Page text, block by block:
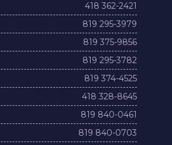
418 362-2421
819 295-3979
819 375-9856
819 295-3782
819 374-4525
418 328-8645
819 840-0461
819 840-0703